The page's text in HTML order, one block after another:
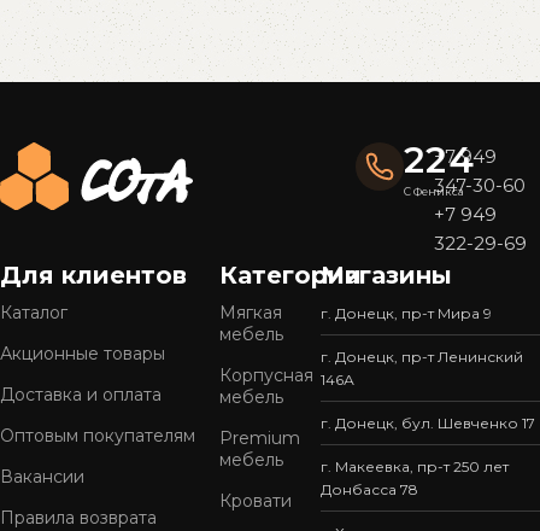
Read More
224
С Феникса
+7 949
347-30-60
+7 949
322-29-69
Для клиентов
Каталог
Акционные товары
Доставка и оплата
Оптовым покупателям
Вакансии
Правила возврата
Категории
Мягкая
мебель
Корпусная
мебель
Premium
мебель
Кровати
Магазины
г. Донецк, пр-т Мира 9
г. Донецк, пр-т Ленинский
146А
г. Донецк, бул. Шевченко 17
г. Макеевка, пр-т 250 лет
Донбасса 78